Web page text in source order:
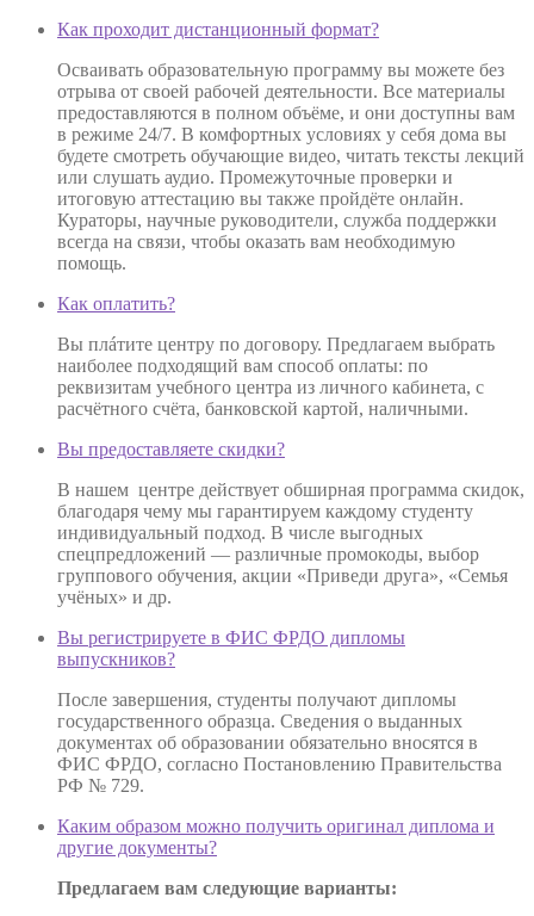
Как проходит дистанционный формат?
Осваивать образовательную программу вы можете без
отрыва от своей рабочей деятельности. Все материалы
предоставляются в полном объёме, и они доступны вам
в режиме 24/7. В комфортных условиях у себя дома вы
будете смотреть обучающие видео, читать тексты лекций
или слушать аудио. Промежуточные проверки и
итоговую аттестацию вы также пройдёте онлайн.
Кураторы, научные руководители, служба поддержки
всегда на связи, чтобы оказать вам необходимую
помощь.
Как оплатить?
Вы плáтите центру по договору. Предлагаем выбрать
наиболее подходящий вам способ оплаты: по
реквизитам учебного центра из личного кабинета, с
расчётного счёта, банковской картой, наличными.
Вы предоставляете скидки?
В нашем центре действует обширная программа скидок,
благодаря чему мы гарантируем каждому студенту
индивидуальный подход. В числе выгодных
спецпредложений — различные промокоды, выбор
группового обучения, акции «Приведи друга», «Семья
учёных» и др.
Вы регистрируете в ФИС ФРДО дипломы
выпускников?
После завершения, студенты получают дипломы
государственного образца. Сведения о выданных
документах об образовании обязательно вносятся в
ФИС ФРДО, согласно Постановлению Правительства
РФ № 729.
Каким образом можно получить оригинал диплома и
другие документы?
Предлагаем вам следующие варианты: